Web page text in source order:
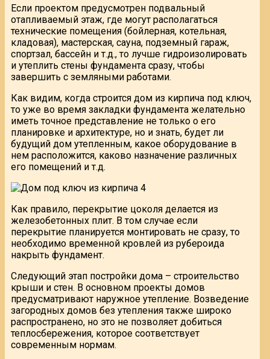
Если проектом предусмотрен подвальный
отапливаемый этаж, где могут располагаться
технические помещения (бойлерная, котельная,
кладовая), мастерская, сауна, подземный гараж,
спортзал, бассейн и т.д., то лучше гидроизолировать
и утеплить стены фундамента сразу, чтобы
завершить с земляными работами.
Как видим, когда строится дом из кирпича под ключ,
то уже во время закладки фундамента желательно
иметь точное представление не только о его
планировке и архитектуре, но и знать, будет ли
будущий дом утепленным, какое оборудование в
нем расположится, каково назначение различных
его помещений и т.д.
Как правило, перекрытие цоколя делается из
железобетонных плит. В том случае если
перекрытие планируется монтировать не сразу, то
необходимо временной кровлей из рубероида
накрыть фундамент.
Следующий этап постройки дома – строительство
крыши и стен. В основном проекты домов
предусматривают наружное утепление. Возведение
загородных домов без утепления также широко
распространено, но это не позволяет добиться
теплосбережения, которое соответствует
современным нормам.